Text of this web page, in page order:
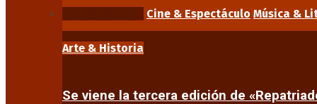
Cine & Espectáculo Música &
Arte & Historia
Se viene la tercera edición de